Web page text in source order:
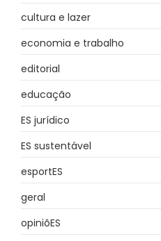
cultura e lazer
economia e trabalho
editorial
educação
ES jurídico
ES sustentável
esportES
geral
opiniõES